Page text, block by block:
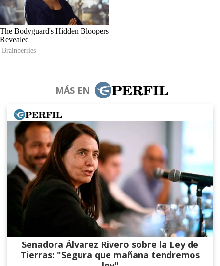
MÁS EN
Senadora Álvarez​ Rivero sobre la Ley de
Tierras: "Segura que mañana tendremos